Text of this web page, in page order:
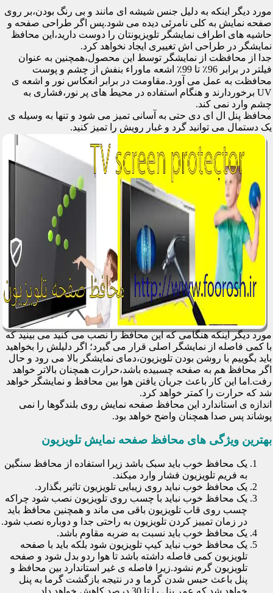
مورد دیگر اینکه به دلیل جنس شیشه ای مانند و بی رنگ بودن،بر روی
صفحه نمایش به کلی نامرئی دیده می شود.پس اگر طراحی صفحه و
حاشیه های اطراف نمایشگر تلویزیونتان را دوست دارید،این محافظ
نمایشگر در طراحی اش تغییری ایجاد نخواهد کرد.
جدا از محافظت از نمایشگر توسط این محصول،همچنین به عنوان
فیلتر در برابر 96٪ تا 99٪ اشعه ماوراء بنفش از چشم و پوست
محافظت به عمل می آورد.مقاومت در برابر انعکاس نور و اشعه ی
UV برخوردارند و هنگام استفاده در محیط های پر نور،فشاری به
چشم وارد نمی کند.
محافظ پنل ال ای دی حتی به آسانی تمیز می شود و تنها به وسیله ی
یک دستمال می توانید گرد و غبار رویش را تمیز کنید.
مورد دیگر اینکه هنگامی که این محافظ را نصب می کنید می بینید که
با کمی فاصله از نمایشگر اصلی قرار می گیرد؛ اگر دلیلش را بخواهید
باید بگوییم با روشن بودن تلویزیون،دمای نمایشگر بالا می رود و حال
اگر محافظ هم به صفحه چسبیده باشد،حرارت همچنان بالاتر خواهد
رفت.اما این کار باعث جریان یافتن هوا بین محافظ و نمایشگر خواهد
شد که حرارت را کمتر خواهد کرد.
اندازه ی استاندارد این محافظ صفحه نمایش روی بلندگوها را نمی
پوشاند پس صدا همچنان واضح خواهد بود.
بهترین ویژگی های محافظ صفحه نمایش تلویزیون
یک محافظ خوب باید سبک باشد زیرا استفاده از محافظ سنگین
به فریم تلویزیون فشار وارد میکند.
یک محافظ خوب نباید روی زیبایی تلویزیون تاثیر بگذارد.
یک محافظ خوب نباید با چسب روی تلویزیون نصب شود چراکه
چسب روی قاب تلویزیون باقی می ماند و همچنین محافظ باید
در زمان تمییز کردن تلویزیون به راحتی جدا و دوباره نصب شود.
یک محافظ خوب باید نسبت به ضربه مقاوم باشد.
یک محافظ خوب نباید کیپ تلویزیون شود بلکه باید با صفحه
تلویزیون کمی فاصله داشته باشد تا هوا ردو بدل شود و صفحه
تلویزیون گرم نشود.زیرا فاصله ی غیر استاندارد بین محافظ و
پنل باعث حبس شدن گرما و در نتیجه بازگشت گرما به پنل